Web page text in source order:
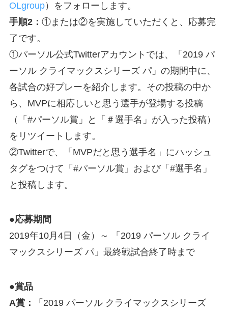
OLgroup）をフォローします。
手順2： ①または②を実施していただくと、応募完
了です。
①パーソル公式Twitterアカウントでは、「2019 パ
ーソル クライマックスシリーズ パ」の期間中に、
各試合の好プレーを紹介します。その投稿の中か
ら、MVPに相応しいと思う選手が登場する投稿
（「#パーソル賞」と「＃選手名」が入った投稿）
をリツイートします。
②Twitterで、「MVPだと思う選手名」にハッシュ
タグをつけて「#パーソル賞」および「#選手名」
と投稿します。
●応募期間
2019年10月4日（金）～ 「2019 パーソル クライ
マックスシリーズ パ」最終戦試合終了時まで
●賞品
A賞：
「2019 パーソル クライマックスシリーズ